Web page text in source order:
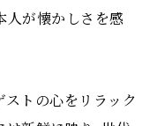
人が懐かしさを感
ストの心をリラック